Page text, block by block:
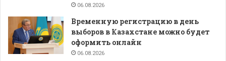
06.08.2026
Временную регистрацию в день
выборов в Казахстане можно будет
оформить онлайн
06.08.2026